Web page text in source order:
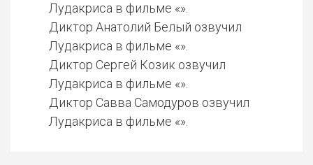
Лудакриса в фильме «».
Диктор Анатолий Белый озвучил
Лудакриса в фильме «».
Диктор Сергей Козик озвучил
Лудакриса в фильме «».
Диктор Савва Самодуров озвучил
Лудакриса в фильме «».